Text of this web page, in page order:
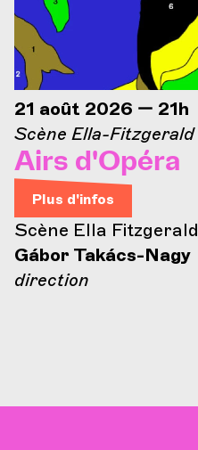
21 août 2026 — 21h
Scène Ella-Fitzgerald
Airs d'Opéra
Plus d'infos
Scène Ella Fitzgerald
Gábor Takács-Nagy
direction